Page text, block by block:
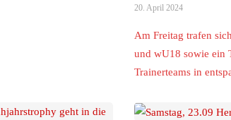
20. April 2024
Am Freitag trafen
und wU18 sowie ein
Trainerteams in